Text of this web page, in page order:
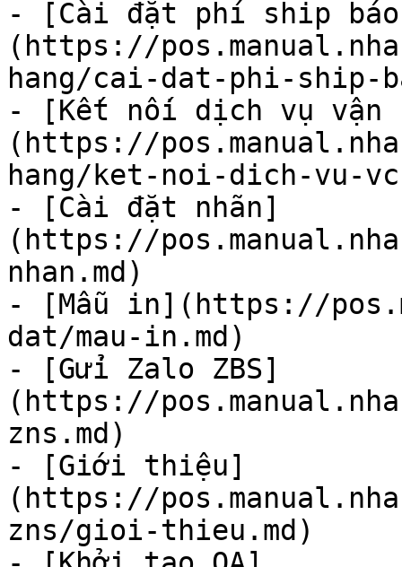
- [Cài đặt phí ship báo
(https://
hang/cai-dat-phi-ship-
- [Kết nối dịch vụ vận
(https://
hang/ket-noi-dich-vu-
- [Cài đặt nhãn]
(https://
nhan.md)
- [Mẫu in](https://
dat/mau-in.md)
- [Gửi Zalo ZBS]
(https://
zns.md)
- [Giới thiệu]
(https://
zns/gioi-thieu.md)